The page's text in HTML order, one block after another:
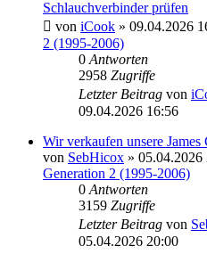
Schlauchverbinder prüfen
von iCook » 09.04.2026
2 (1995-2006)
0 Antworten
2958 Zugriffe
Letzter Beitrag von
09.04.2026 16:56
Wir verkaufen unsere James
von SebHicox » 05.04.2026
Generation 2 (1995-2006)
0 Antworten
3159 Zugriffe
Letzter Beitrag von
05.04.2026 20:00